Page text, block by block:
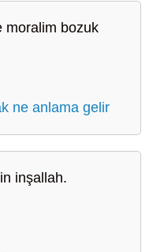
moralim bozuk
ne anlama gelir
inşallah.